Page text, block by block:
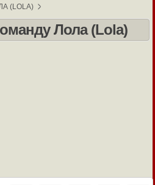
(LOLA)
Лола (Lola)